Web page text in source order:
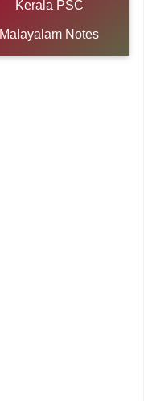
Kerala PSC
Malayalam Notes